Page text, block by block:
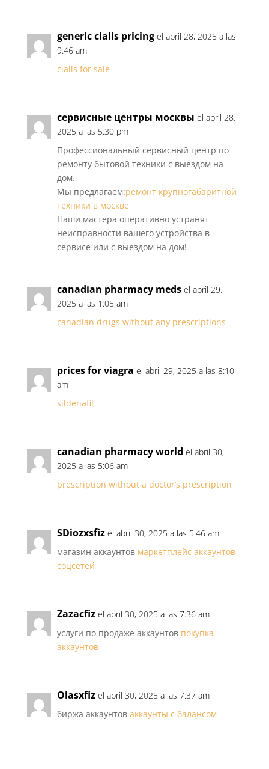
generic cialis pricing el abril 28, 2025 a las
9:46 am
cialis for sale
сервисные центры москвы el abril 28,
2025 a las 5:30 pm
Профессиональный сервисный центр по
ремонту бытовой техники с выездом на
дом.
Мы предлагаем:ремонт крупногабаритной
техники в москве
Наши мастера оперативно устранят
неисправности вашего устройства в
сервисе или с выездом на дом!
canadian pharmacy meds el abril 29,
2025 a las 1:05 am
canadian drugs without any prescriptions
prices for viagra el abril 29, 2025 a las 8:10
am
sildenafil
canadian pharmacy world el abril 30,
2025 a las 5:06 am
prescription without a doctor’s prescription
SDiozxsfiz el abril 30, 2025 a las 5:46 am
магазин аккаунтов маркетплейс аккаунтов
соцсетей
Zazacfiz el abril 30, 2025 a las 7:36 am
услуги по продаже аккаунтов покупка
аккаунтов
Olasxfiz el abril 30, 2025 a las 7:37 am
биржа аккаунтов аккаунты с балансом